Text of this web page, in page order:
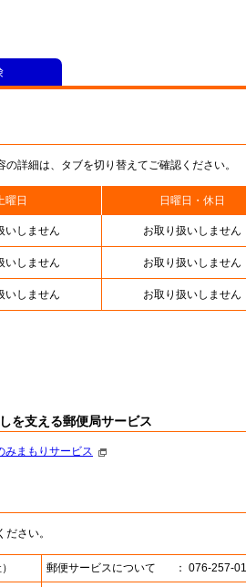
詳細は、タブを切り替えてご確認ください。
曜日 日曜日・休日
いしません お取り扱いしません
いしません お取り扱いしません
いしません お取り扱いしません
を支える郵便局サービス
みまもりサービス
さい。
郵便サービスについて ： 076-257-